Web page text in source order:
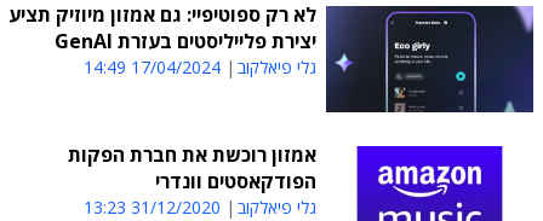
לא רק ספוטיפיי: גם אמזון מיוזיק תציע
יצירת פלייליסטים בעזרת GenAI
גלי פיאלקוב 17/04/2024 14:49
אמזון רוכשת את חברת הפקות
הפודקאסטים וונדרי
גלי פיאלקוב 31/12/2020 13:23